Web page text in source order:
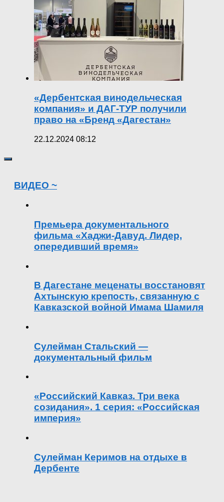
«Дербентская винодельческая
компания» и ДАГ-ТУР получили
право на «Бренд «Дагестан»
22.12.2024 08:12
ВИДЕО ~
Премьера документального
фильма «Хаджи-Давуд. Лидер,
опередивший время»
В Дагестане меценаты восстановят
Ахтынскую крепость, связанную с
Кавказской войной Имама Шамиля
Сулейман Стальский —
документальный фильм
«Российский Кавказ. Три века
созидания». 1 серия: «Российская
империя»
Сулейман Керимов на отдыхе в
Дербенте